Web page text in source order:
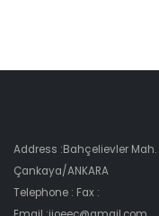
Address :Bahçelievler
Çankaya/ANKARA
Telephone : Fax :